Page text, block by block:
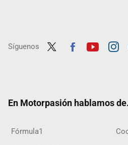
Síguenos
En Motorpasión hablamos
Fórmula1